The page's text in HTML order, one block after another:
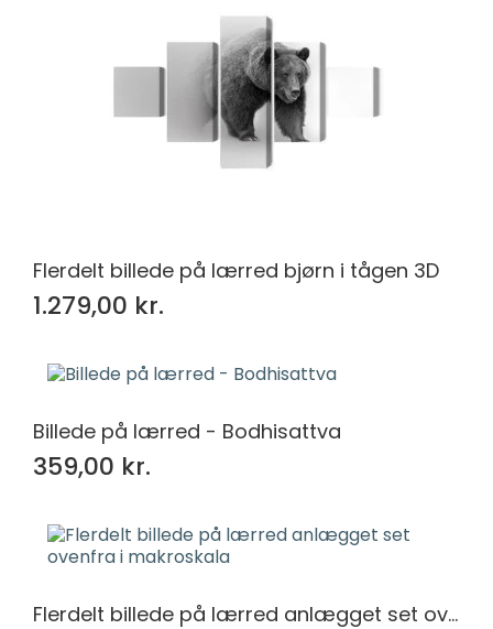
Flerdelt billede på lærred bjørn i tågen 3D
1.279,00 kr.
Billede på lærred - Bodhisattva
359,00 kr.
Flerdelt billede på lærred anlægget set ovenfra i makroskala